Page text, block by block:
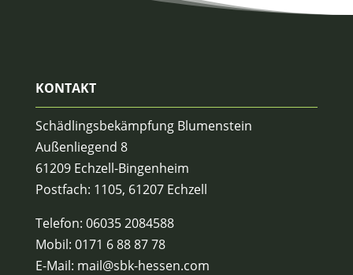
KONTAKT
Schädlingsbekämpfung Blumenstein
Außenliegend 8
61209 Echzell-Bingenheim
Postfach: 1105, 61207 Echzell
Telefon: 06035 2084588
Mobil: 0171 6 88 87 78
E-Mail: mail@sbk-hessen.com